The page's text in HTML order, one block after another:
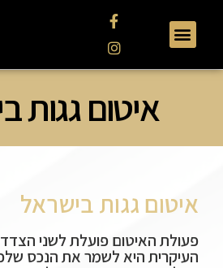
איטום גגות
איטום גגות בישראל
פעולת האיטום פועלת לשני
העיקרית היא לשמר את הנכס